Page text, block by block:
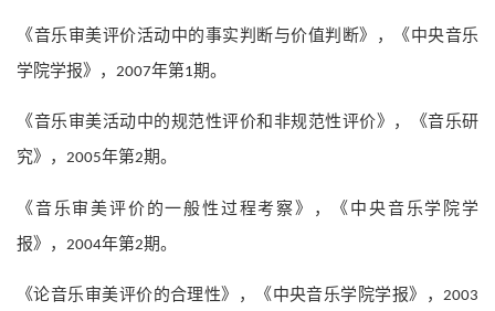
《音乐审美评价活动中的事实判断与价值判断》，《中央音乐
学院学报》， 2007年第1期。
《音乐审美活动中的规范性评价和非规范性评价》，《音乐研
究》， 2005年第2期。
《音乐审美评价的一般性过程考察》，《中央音乐学院学
报》， 2004年第2期。
《论音乐审美评价的合理性》，《中央音乐学院学报》， 2003